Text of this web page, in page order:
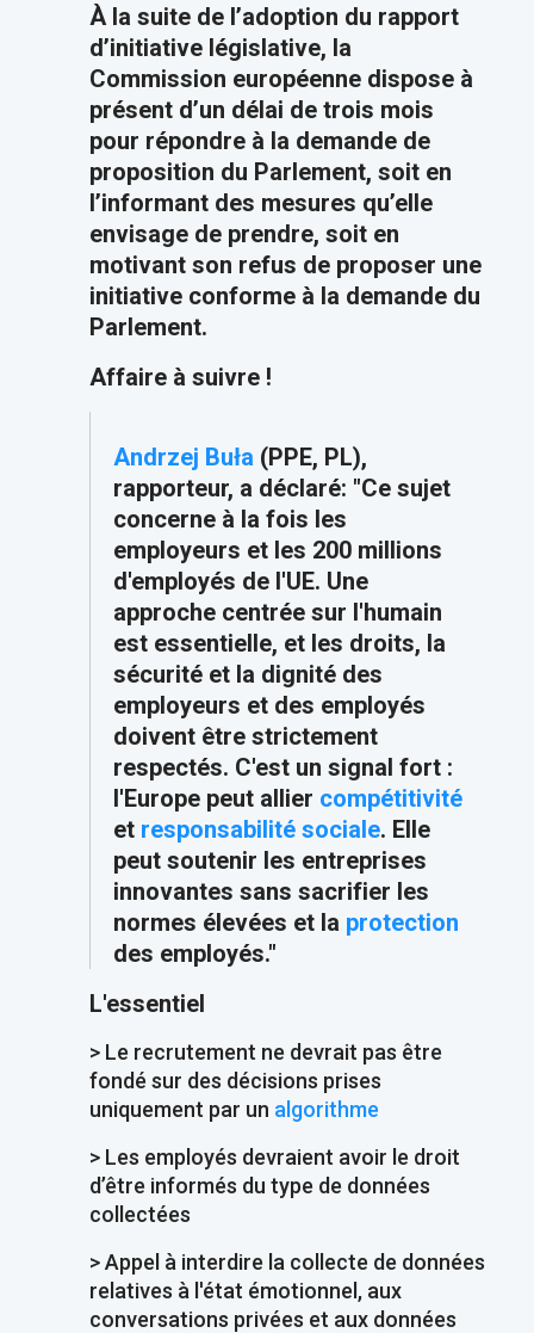
À la suite de l’adoption du rapport
d’initiative législative, la
Commission européenne dispose à
présent d’un délai de trois mois
pour répondre à la demande de
proposition du Parlement, soit en
l’informant des mesures qu’elle
envisage de prendre, soit en
motivant son refus de proposer une
initiative conforme à la demande du
Parlement.
Affaire à suivre !
Andrzej Buła (PPE, PL),
rapporteur, a déclaré: "Ce sujet
concerne à la fois les
employeurs et les 200 millions
d'employés de l'UE. Une
approche centrée sur l'humain
est essentielle, et les droits, la
sécurité et la dignité des
employeurs et des employés
doivent être strictement
respectés. C'est un signal fort :
l'Europe peut allier compétitivité
et responsabilité sociale. Elle
peut soutenir les entreprises
innovantes sans sacrifier les
normes élevées et la protection
des employés."
L'essentiel
> Le recrutement ne devrait pas être
fondé sur des décisions prises
uniquement par un algorithme
> Les employés devraient avoir le droit
d’être informés du type de données
collectées
> Appel à interdire la collecte de données
relatives à l'état émotionnel, aux
conversations privées et aux données